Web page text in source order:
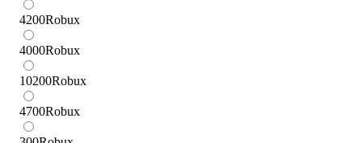
4200Robux
4000Robux
10200Robux
4700Robux